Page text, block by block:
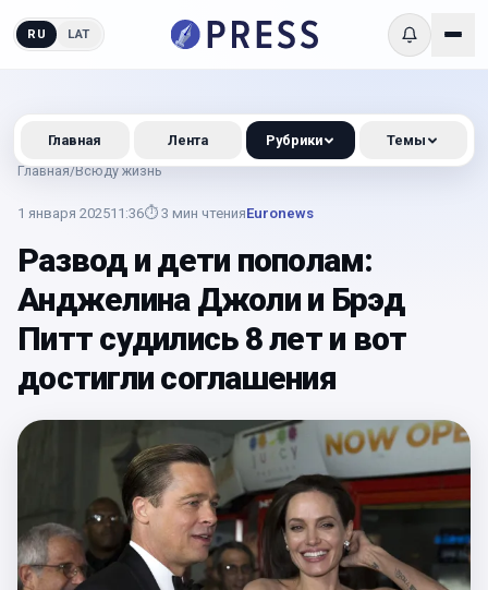
RU LAT
Главная/Всюду жизнь
1 января 202511:36⏱ 3 мин чтенияEuronews
Развод и дети пополам:
Анджелина Джоли и Брэд
Питт судились 8 лет и вот
достигли соглашения
Главная Лента Рубрики Темы